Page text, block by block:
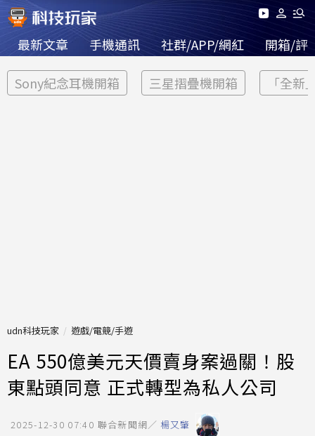
最新文章 手機通訊 社群/APP/網紅 開箱/評
Sony紀念耳機開箱 三星摺疊機開箱 「全新
udn科技玩家 遊戲/電競/手遊
EA 550億美元天價賣身案過關！股
東點頭同意 正式轉型為私人公司
2025-12-30 07:40 聯合新聞網／ 楊又肇